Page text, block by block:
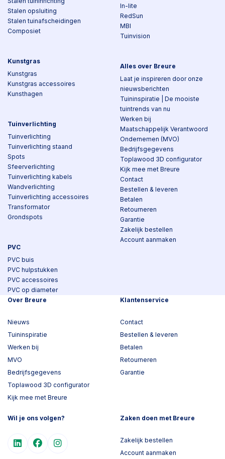
Stalen opsluiting
Stalen tuinafscheidingen
Composiet
Kunstgras
Kunstgras
Kunstgras accessoires
Kunsthagen
Tuinverlichting
Tuinverlichting
Tuinverlichting staand
Spots
Sfeerverlichting
Tuinverlichting kabels
Wandverlichting
Tuinverlichting accessoires
Transformator
Grondspots
PVC
PVC buis
PVC hulpstukken
PVC accessoires
PVC op diameter
In-lite
RedSun
MBI
Tuinvision
Alles over Breure
Laat je inspireren door onze
nieuwsberichten
Tuininspiratie | De mooiste
tuintrends van nu
Werken bij
Maatschappelijk Verantwoord
Ondernemen (MVO)
Bedrijfsgegevens
Toplawood 3D configurator
Kijk mee met Breure
Contact
Bestellen & leveren
Betalen
Retourneren
Garantie
Zakelijk bestellen
Account aanmaken
Over Breure
Nieuws
Tuininspiratie
Werken bij
MVO
Bedrijfsgegevens
Toplawood 3D configurator
Kijk mee met Breure
Klantenservice
Contact
Bestellen & leveren
Betalen
Retourneren
Garantie
Wil je ons volgen? Zaken doen met Breure
Zakelijk bestellen
Account aanmaken